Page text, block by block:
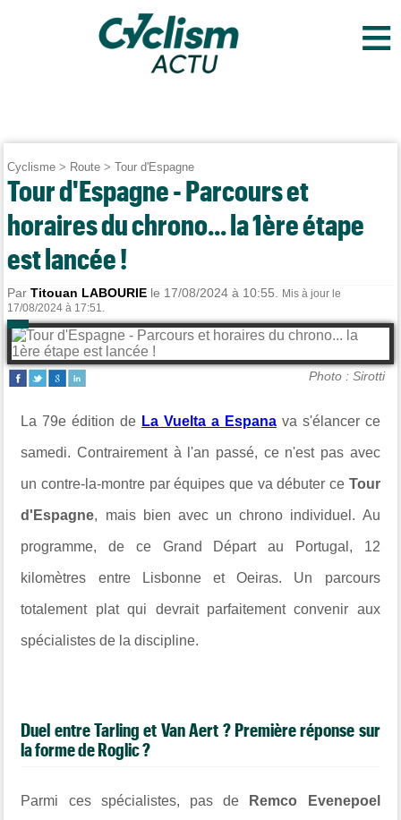
≡
Cyclisme > Route >Tour d'Espagne
Tour d'Espagne - Parcours et
horaires du chrono... la 1ère étape
est lancée !
ParTitouan LABOURIE le 17/08/2024 à 10:55.
Mis à jour le
17/08/2024 à 17:51.
Photo : Sirotti
La 79e édition de La Vuelta a Espanava s'élancer ce
samedi. Contrairement à l'an passé, ce n'est pas avec
un contre-la-montre par équipes que va débuter ce Tour
d'Espagne, mais bien avec un chrono individuel. Au
programme, de ce Grand Départ au Portugal, 12
kilomètres entre Lisbonne et Oeiras. Un parcours
totalement plat qui devrait parfaitement convenir aux
spécialistes de la discipline.
Duel entre Tarling et Van Aert ? Première réponse sur
la forme de Roglic ?
Parmi ces spécialistes, pas de Remco Evenepoel